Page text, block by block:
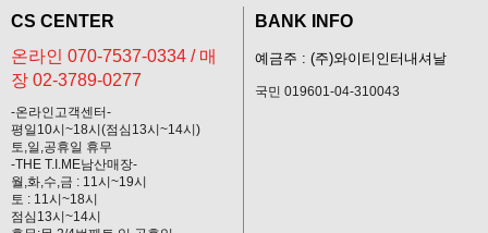
CS CENTER
온라인 070-7537-0334 / 매
장 02-3789-0277
-온라인고객센터-
평일10시~18시(점심13시~14시)
토,일,공휴일 휴무
-THE T.I.ME남산매장-
월,화,수,금 : 11시~19시
토 : 11시~18시
점심13시~14시
BANK INFO
예금주 : (주)와이티인터내셔날
국민 019601-04-310043